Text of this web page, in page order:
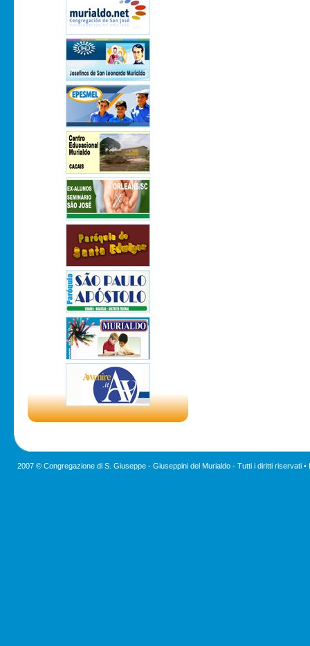
2007 © Congregazione di S. Giuseppe - Giuseppini del Murialdo - Tutti i diritti riservati •